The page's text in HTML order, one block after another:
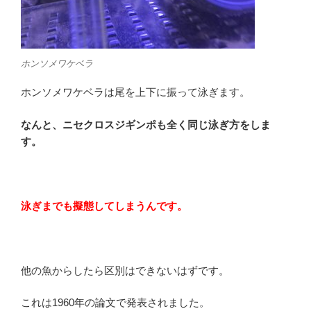
ホンソメワケベラ
ホンソメワケベラは尾を上下に振って泳ぎます。
なんと、ニセクロスジギンポも全く同じ泳ぎ方をしま
す。
泳ぎまでも擬態してしまうんです。
他の魚からしたら区別はできないはずです。
これは1960年の論文で発表されました。